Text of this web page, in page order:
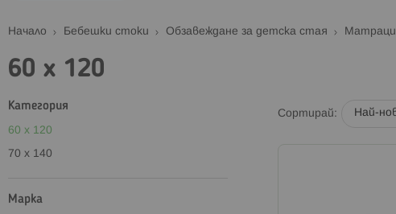
Начало Бебешки стоки Обзавеждане за детска стая Матраци
60 x 120
Сортирай
Категория
60 x 120
70 x 140
Марка